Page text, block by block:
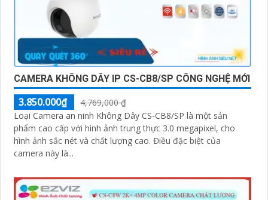
CAMERA KHÔNG DÂY IP CS-CB8/SP CÔNG NGHỆ MỚI
3.850.000₫
4,769,000 ₫
Loại Camera an ninh Không Dây CS-CB8/SP là một sản
phẩm cao cấp với hình ảnh trung thực 3.0 megapixel, cho
hình ảnh sắc nét và chất lượng cao. Điều đặc biệt của
camera này là...